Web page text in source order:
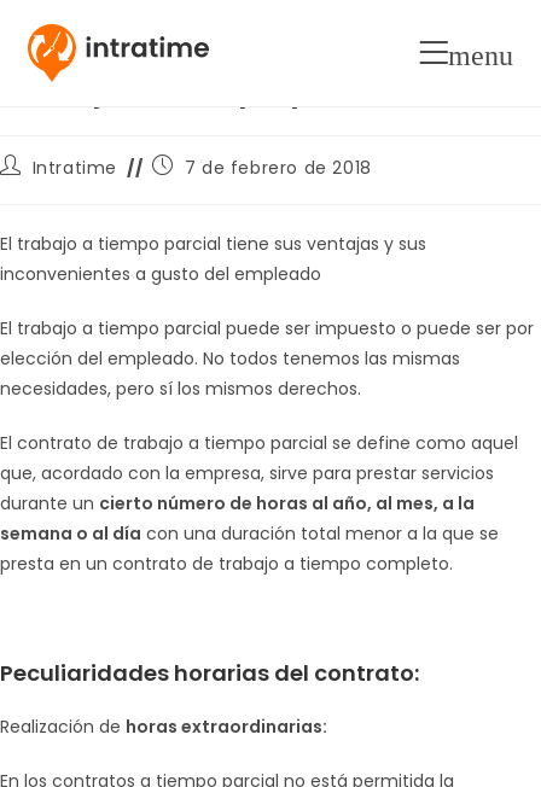
menu
Ventajas y desventajas del
trabajo a tiempo parcial
Autor
entrada:
Intratime
Publicación
entrada:
7 de febrero de 2018
El trabajo a tiempo parcial tiene sus ventajas y sus
inconvenientes a gusto del empleado
El trabajo a tiempo parcial puede ser impuesto o puede ser por
elección del empleado. No todos tenemos las mismas
necesidades, pero sí los mismos derechos.
El contrato de trabajo a tiempo parcial se define como aquel
que, acordado con la empresa, sirve para prestar servicios
durante un cierto número de horas al año, al mes, a la
semana o al día con una duración total menor a la que se
presta en un contrato de trabajo a tiempo completo.
Peculiaridades horarias del contrato:
Realización de horas extraordinarias:
En los contratos a tiempo parcial no está permitida la